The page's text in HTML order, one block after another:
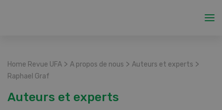
Home Revue UFA > A propos de nous > Auteurs et experts >
Raphael Graf
Auteurs et experts